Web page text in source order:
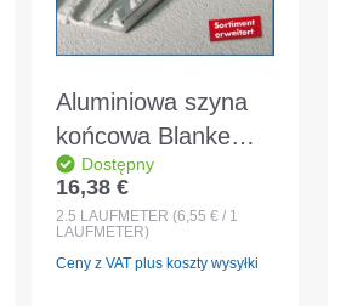
Aluminiowa szyna
końcowa Blanke
FAS naturalna
10mmx2,5m - 300-
400-10025
Dostępny
Cena regularna:
16,38 €
2.5 LAUFMETER (6,55 € / 1
LAUFMETER)
Ceny z VAT plus koszty wysyłki